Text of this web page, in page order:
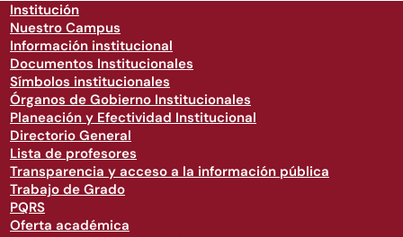
Institución
Nuestro Campus
Información institucional
Documentos Institucionales
Símbolos institucionales
Órganos de Gobierno Institucionales
Planeación y Efectividad Institucional
Directorio General
Lista de profesores
Transparencia y acceso a la información pública
Trabajo de Grado
PQRS
Oferta académica